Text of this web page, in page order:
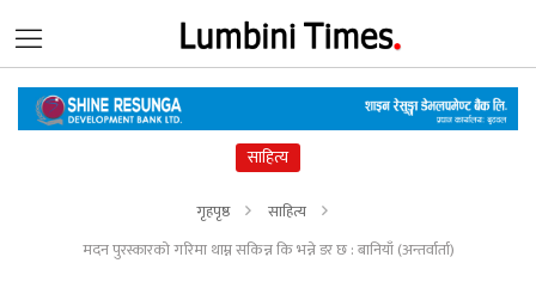
साहित्य
गृहपृष्ठ
साहित्य
मदन पुरस्कारको गरिमा थाम्न सकिन्न कि भन्ने डर छ : बानियाँ (अन्तर्वार्ता)